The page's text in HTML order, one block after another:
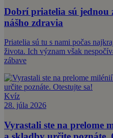
Dobrí priatelia sú jednou
nášho zdravia
Priatelia sú tu s nami počas
života. Ich význam však
zábave
Kvíz
28. júla 2026
Vyrastali ste na prelome